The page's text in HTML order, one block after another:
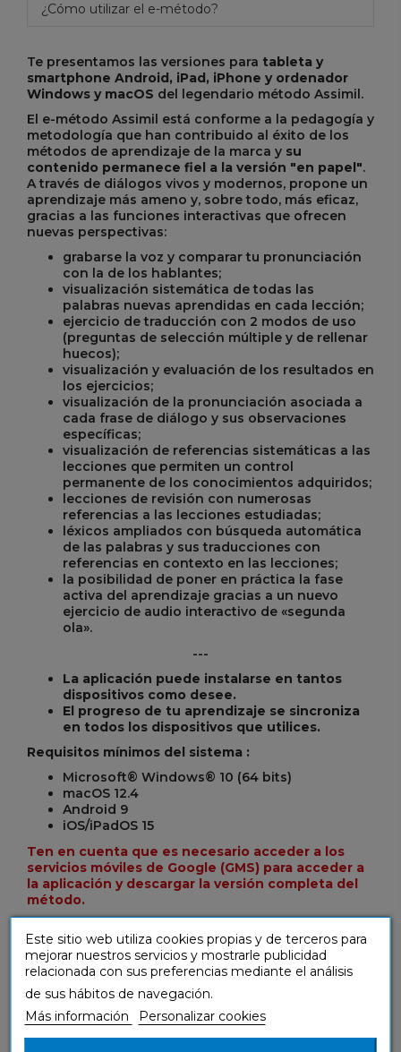
¿Cómo utilizar el e-método?
Te presentamos las versiones para tableta y
smartphone Android, iPad, iPhone y ordenador
Windows y macOS del legendario método Assimil.
El e-método Assimil está conforme a la pedagogía y
metodología que han contribuido al éxito de los
métodos de aprendizaje de la marca y su
contenido permanece fiel a la versión "en papel".
A través de diálogos vivos y modernos, propone un
aprendizaje más ameno y, sobre todo, más eficaz,
gracias a las funciones interactivas que ofrecen
nuevas perspectivas:
grabarse la voz y comparar tu pronunciación
con la de los hablantes;
visualización sistemática de todas las
palabras nuevas aprendidas en cada lección;
ejercicio de traducción con 2 modos de uso
(preguntas de selección múltiple y de rellenar
huecos);
visualización y evaluación de los resultados en
los ejercicios;
visualización de la pronunciación asociada a
cada frase de diálogo y sus observaciones
específicas;
visualización de referencias sistemáticas a las
lecciones que permiten un control
permanente de los conocimientos adquiridos;
lecciones de revisión con numerosas
referencias a las lecciones estudiadas;
léxicos ampliados con búsqueda automática
de las palabras y sus traducciones con
referencias en contexto en las lecciones;
la posibilidad de poner en práctica la fase
activa del aprendizaje gracias a un nuevo
ejercicio de audio interactivo de «segunda
ola».
---
La aplicación puede instalarse en tantos
dispositivos como desee.
El progreso de tu aprendizaje se sincroniza
en todos los dispositivos que utilices.
Requisitos mínimos del sistema :
Microsoft® Windows® 10 (64 bits)
macOS 12.4
Android 9
iOS/iPadOS 15
Ten en cuenta que es necesario acceder a los
servicios móviles de Google (GMS) para acceder a
la aplicación y descargar la versión completa del
método.
¿NECESITAS AYUDA?HAZ CLIC
AQUÍ (PREGUNTAS FRECUENTES)
Condiciones generales de uso
Este sitio web utiliza cookies propias y de terceros para
mejorar nuestros servicios y mostrarle publicidad
relacionada con sus preferencias mediante el análisis
de sus hábitos de navegación.
Más información
Personalizar cookies